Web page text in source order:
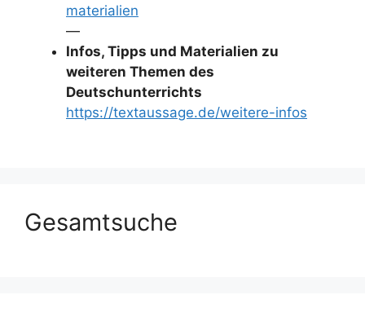
materialien
—
Infos, Tipps und Materialien zu
weiteren Themen des
Deutschunterrichts
https://textaussage.de/weitere-infos
Gesamtsuche